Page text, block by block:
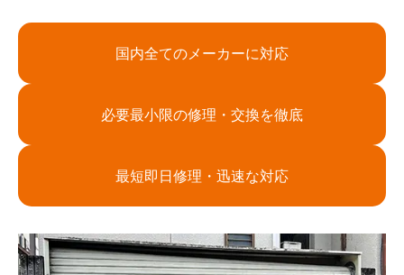
国内全てのメーカーに対応
必要最小限の修理・交換を徹底
最短即日修理・迅速な対応